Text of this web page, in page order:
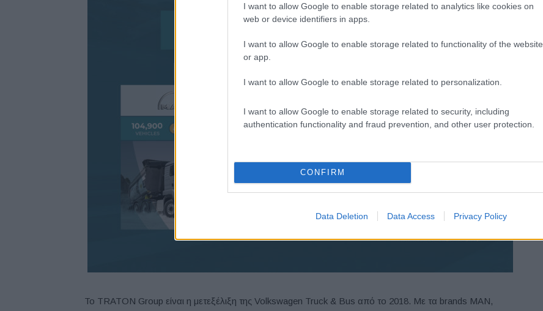
I want to allow Google to enable storage related to analytics like cookies on
web or device identifiers in apps.
I want to allow Google to enable storage related to functionality of the website
or app.
I want to allow Google to enable storage related to personalization.
I want to allow Google to enable storage related to security, including
authentication functionality and fraud prevention, and other user protection.
CONFIRM
Data Deletion Data Access Privacy Policy
Το TRATON Group είναι η μετεξέλιξη της Volkswagen Truck & Bus από το 2018. Με τα brands MAN,